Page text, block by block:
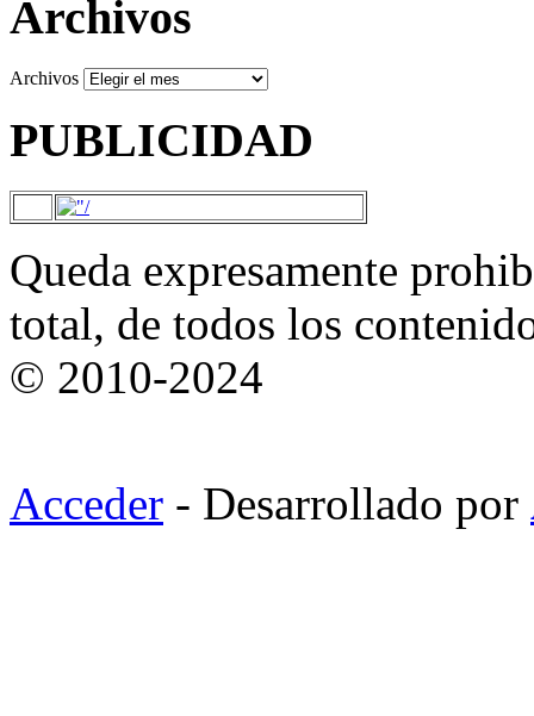
Archivos
Archivos
PUBLICIDAD
Queda expresamente
total, de todos los
© 2010-2024
Acceder - Desarrollado por